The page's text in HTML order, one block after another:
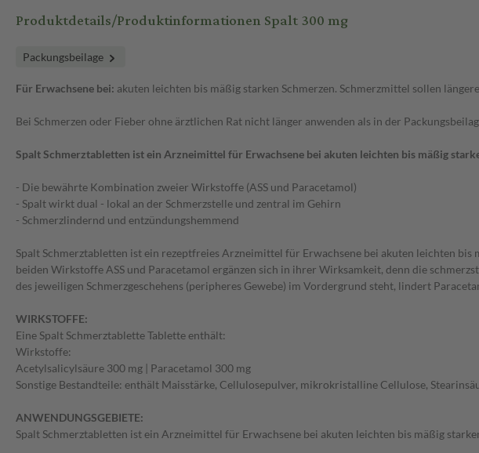
Produktdetails/Produktinformationen Spalt 300 mg
Packungsbeilage
Für Erwachsene bei: akuten leichten bis mäßig starken Schmerzen. Schmerzmittel sollen
Bei Schmerzen oder Fieber ohne ärztlichen Rat nicht länger anwenden als in der
Spalt Schmerztabletten ist ein Arzneimittel für Erwachsene bei akuten leichten bis mäßig
- Die bewährte Kombination zweier Wirkstoffe (ASS und Paracetamol)
- Spalt wirkt dual - lokal an der Schmerzstelle und zentral im Gehirn
- Schmerzlindernd und entzündungshemmend
Spalt Schmerztabletten ist ein rezeptfreies Arzneimittel für Erwachsene bei akuten leichten
beiden Wirkstoffe ASS und Paracetamol ergänzen sich in ihrer Wirksamkeit, denn die
des jeweiligen Schmerzgeschehens (peripheres Gewebe) im Vordergrund steht, lindert
WIRKSTOFFE:
Eine Spalt Schmerztablette Tablette enthält:
Wirkstoffe:
Acetylsalicylsäure 300 mg | Paracetamol 300 mg
Sonstige Bestandteile: enthält Maisstärke, Cellulosepulver, mikrokristalline Cellulose,
ANWENDUNGSGEBIETE:
Spalt Schmerztabletten ist ein Arzneimittel für Erwachsene bei akuten leichten bis mäßig